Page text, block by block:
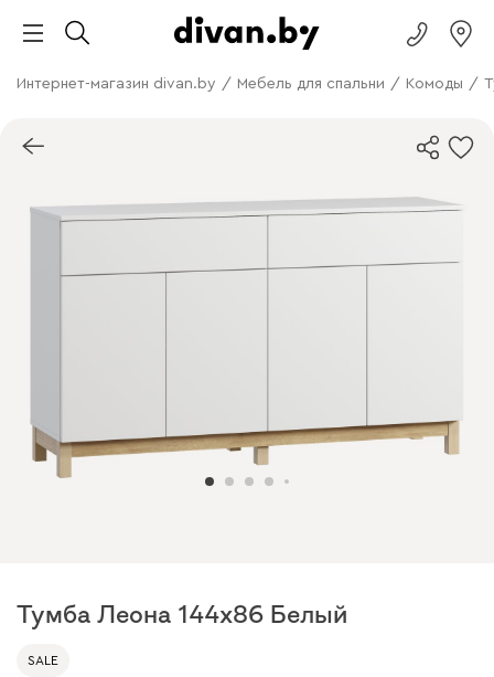
Интернет-магазин divan.by / Мебель для спальни / Комоды /
Тумба Леона 144x86 Белый
SALE